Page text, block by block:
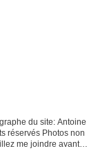
du site: Antoine
réservés Photos non
me joindre avant